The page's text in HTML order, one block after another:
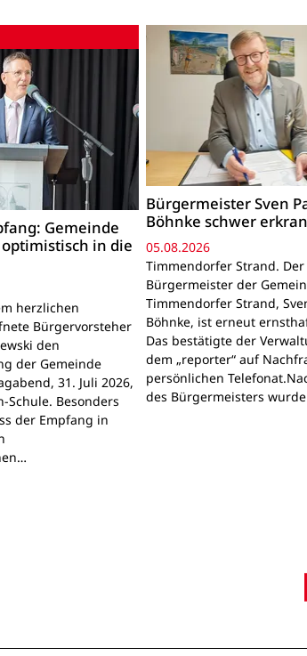
Gemeinde
in die
herzlichen
Bürgervorsteher
den
der Gemeinde
31. Juli 2026,
Schule. Besonders
der Empfang in
Bürgermeister Sven
Böhnke schwer
05.08.2026
Timmendorfer Strand. Der
Bürgermeister der
Timmendorfer Strand,
Böhnke, ist erneut
Das bestätigte der
dem „reporter“ auf
persönlichen
des Bürgermeisters